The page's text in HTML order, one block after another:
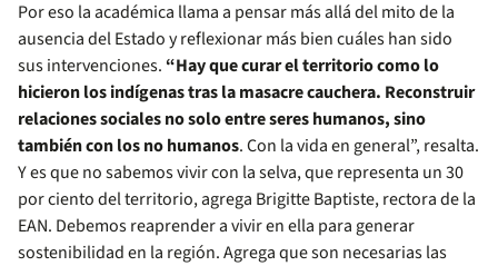
Por eso la académica llama a pensar más allá del mito de la
ausencia del Estado y reflexionar más bien cuáles han sido
sus intervenciones. “Hay que curar el territorio como lo
hicieron los indígenas tras la masacre cauchera. Reconstruir
relaciones sociales no solo entre seres humanos, sino
también con los no humanos. Con la vida en general”, resalta.
Y es que no sabemos vivir con la selva, que representa un 30
por ciento del territorio, agrega Brigitte Baptiste, rectora de la
EAN. Debemos reaprender a vivir en ella para generar
sostenibilidad en la región. Agrega que son necesarias las